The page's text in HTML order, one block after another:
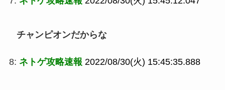
チャンピオンだからな
8: ネトゲ攻略速報 2022/08/30(火) 15:45:35.888